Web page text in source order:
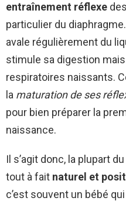
entraînement réflexe
particulier du
avale régulièrement du
stimule sa digestion
respiratoires naissants.
la maturation de ses
pour bien préparer la
naissance.
Il s’agit donc, la plupart
tout à fait naturel et
c’est souvent un bébé